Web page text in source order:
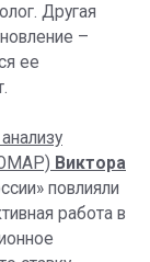
Другая
–
ее
Виктора
повлияли
работа в